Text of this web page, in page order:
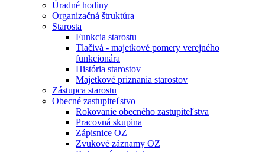
Úradné hodiny
Organizačná štruktúra
Starosta
Funkcia starostu
Tlačivá - majetkové pomery verejného
funkcionára
História starostov
Majetkové priznania starostov
Zástupca starostu
Obecné zastupiteľstvo
Rokovanie obecného zastupiteľstva
Pracovná skupina
Zápisnice OZ
Zvukové záznamy OZ